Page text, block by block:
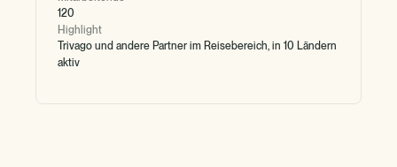
120
Highlight
Trivago und andere Partner im Reisebereich, in 10 Ländern
aktiv